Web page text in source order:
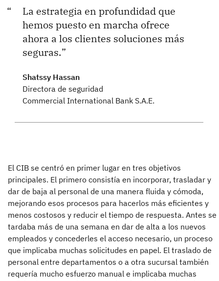
La estrategia en profundidad que
hemos puesto en marcha ofrece
ahora a los clientes soluciones más
seguras.
Shatssy Hassan
Directora de seguridad
Commercial International Bank S.A.E.
El CIB se centró en primer lugar en tres objetivos
principales. El primero consistía en incorporar, trasladar y
dar de baja al personal de una manera fluida y cómoda,
mejorando esos procesos para hacerlos más eficientes y
menos costosos y reducir el tiempo de respuesta. Antes se
tardaba más de una semana en dar de alta a los nuevos
empleados y concederles el acceso necesario, un proceso
que implicaba muchas solicitudes en papel. El traslado de
personal entre departamentos o a otra sucursal también
requería mucho esfuerzo manual e implicaba muchas